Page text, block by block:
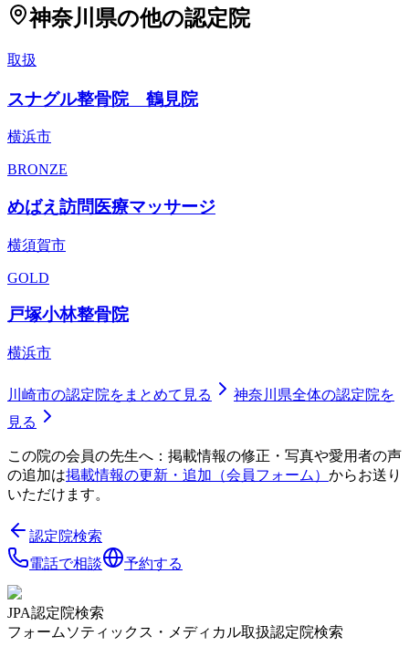
神奈川県の他の認定院
取扱
スナグル整骨院 鶴見院
横浜市
BRONZE
めばえ訪問医療マッサージ
横須賀市
GOLD
戸塚小林整骨院
横浜市
川崎市の認定院をまとめて見る 神奈川県全体の認定院を
見る
この院の会員の先生へ：掲載情報の修正・写真や愛用者の声
の追加は掲載情報の更新・追加（会員フォーム） からお送り
いただけます。
認定院検索
電話で相談
予約する
JPA認定院検索
フォームソティックス・メディカル取扱認定院検索